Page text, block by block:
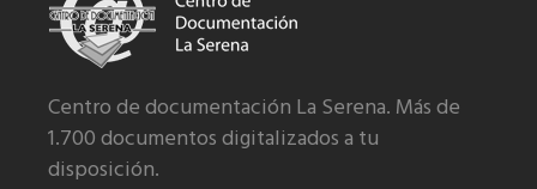
Centro de documentación La Serena. Más de
1.700 documentos digitalizados a tu
disposición.